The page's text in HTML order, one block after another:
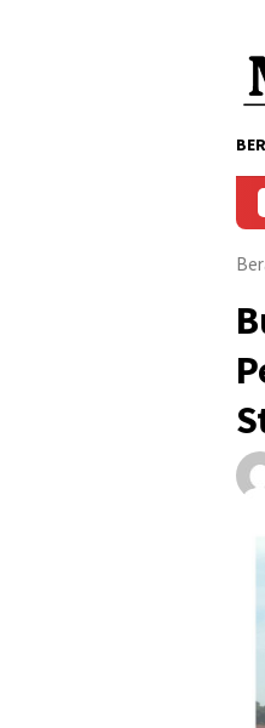
Persiapan Upacara Hari